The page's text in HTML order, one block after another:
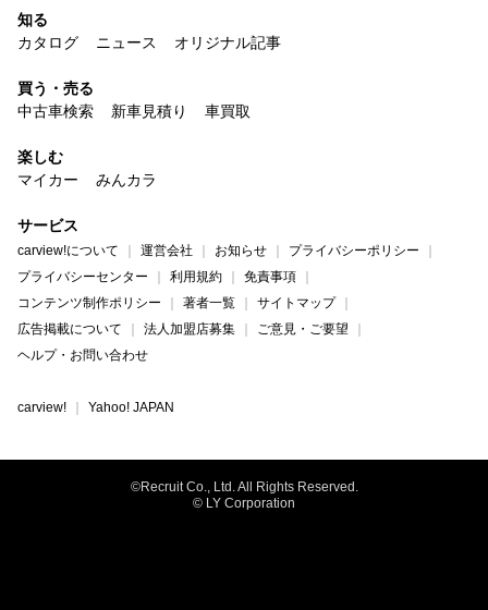
知る
カタログ
ニュース オリジナル記事
買う・売る
中古車検索
新車見積り 車買取
楽しむ
マイカー
みんカラ
サービス
carview!について 運営会社 お知らせ
プライバシーポリシー
プライバシーセンター
利用規約
免責事項
コンテンツ制作ポリシー
著者一覧
サイトマップ
広告掲載について
法人加盟店募集
ご意見・ご要望
ヘルプ・お問い合わせ
carview! Yahoo! JAPAN
©Recruit Co., Ltd. All Rights Reserved.
© LY Corporation